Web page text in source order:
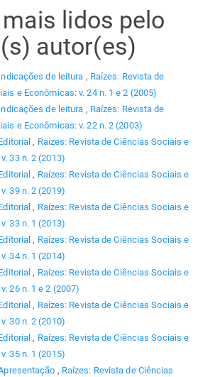
lidos pelo
autor(es)
de leitura , Raízes: Revista de
e Econômicas: v. 24 n. 1 e 2 (2005)
de leitura , Raízes: Revista de
e Econômicas: v. 22 n. 2 (2003)
, Raízes: Revista de Ciências Sociais e
33 n. 2 (2013)
, Raízes: Revista de Ciências Sociais e
39 n. 2 (2019)
, Raízes: Revista de Ciências Sociais e
33 n. 1 (2013)
, Raízes: Revista de Ciências Sociais e
34 n. 1 (2014)
, Raízes: Revista de Ciências Sociais e
26 n. 1 e 2 (2007)
, Raízes: Revista de Ciências Sociais e
30 n. 2 (2010)
, Raízes: Revista de Ciências Sociais e
35 n. 1 (2015)
, Raízes: Revista de Ciências